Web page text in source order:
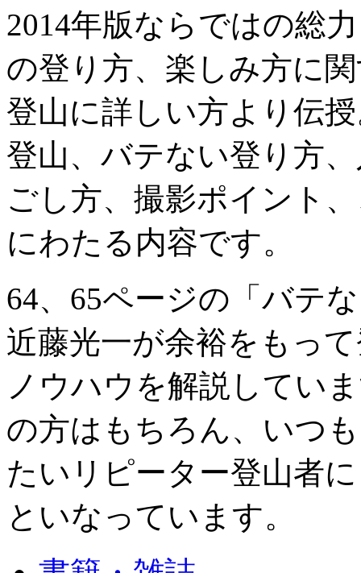
2014年版ならではの総
の登り方、楽しみ方に
登山に詳しい方より伝
登山、バテない登り方
ごし方、撮影ポイント
にわたる内容です。
64、65ページの「バテ
近藤光一が余裕をもっ
ノウハウを解説してい
の方はもちろん、いつ
たいリピーター登山者
といなっています。